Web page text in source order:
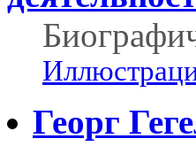
Георг